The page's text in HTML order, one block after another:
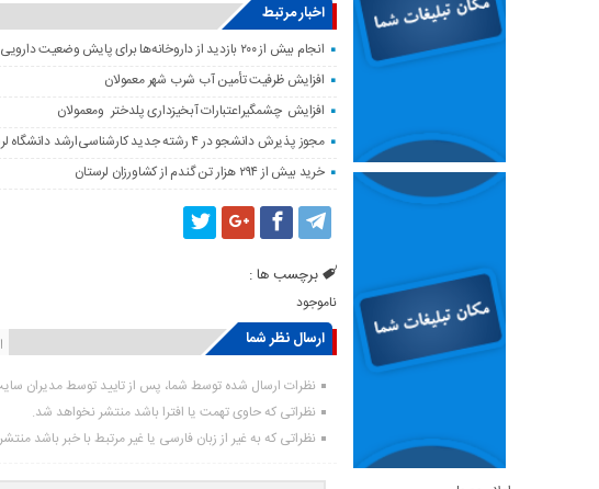
اخبار مرتبط
انجام بیش از ۲۰۰ بازدید از داروخانه‌ها برای پایش وضعیت دارویی لرستان
افزایش ظرفیت تأمین آب شرب شهر معمولان
افزایش چشمگیراعتبارات آبخیزداری پلدختر ومعمولان
مجوز پذیرش دانشجو در ۴ رشته جدید کارشناسی‌ارشد دانشگاه لرستان صادر شد
خرید بیش از ۲۹۴ هزار تن گندم از کشاورزان لرستان
برچسب ها :
ناموجود
ارسال نظر شما
نظرات ارسال شده توسط شما، پس از تایید توسط مدیران
نظراتی که حاوی تهمت یا افترا باشد منتشر نخواهد شد.
نظراتی که به غیر از زبان فارسی یا غیر مرتبط با خبر باشد